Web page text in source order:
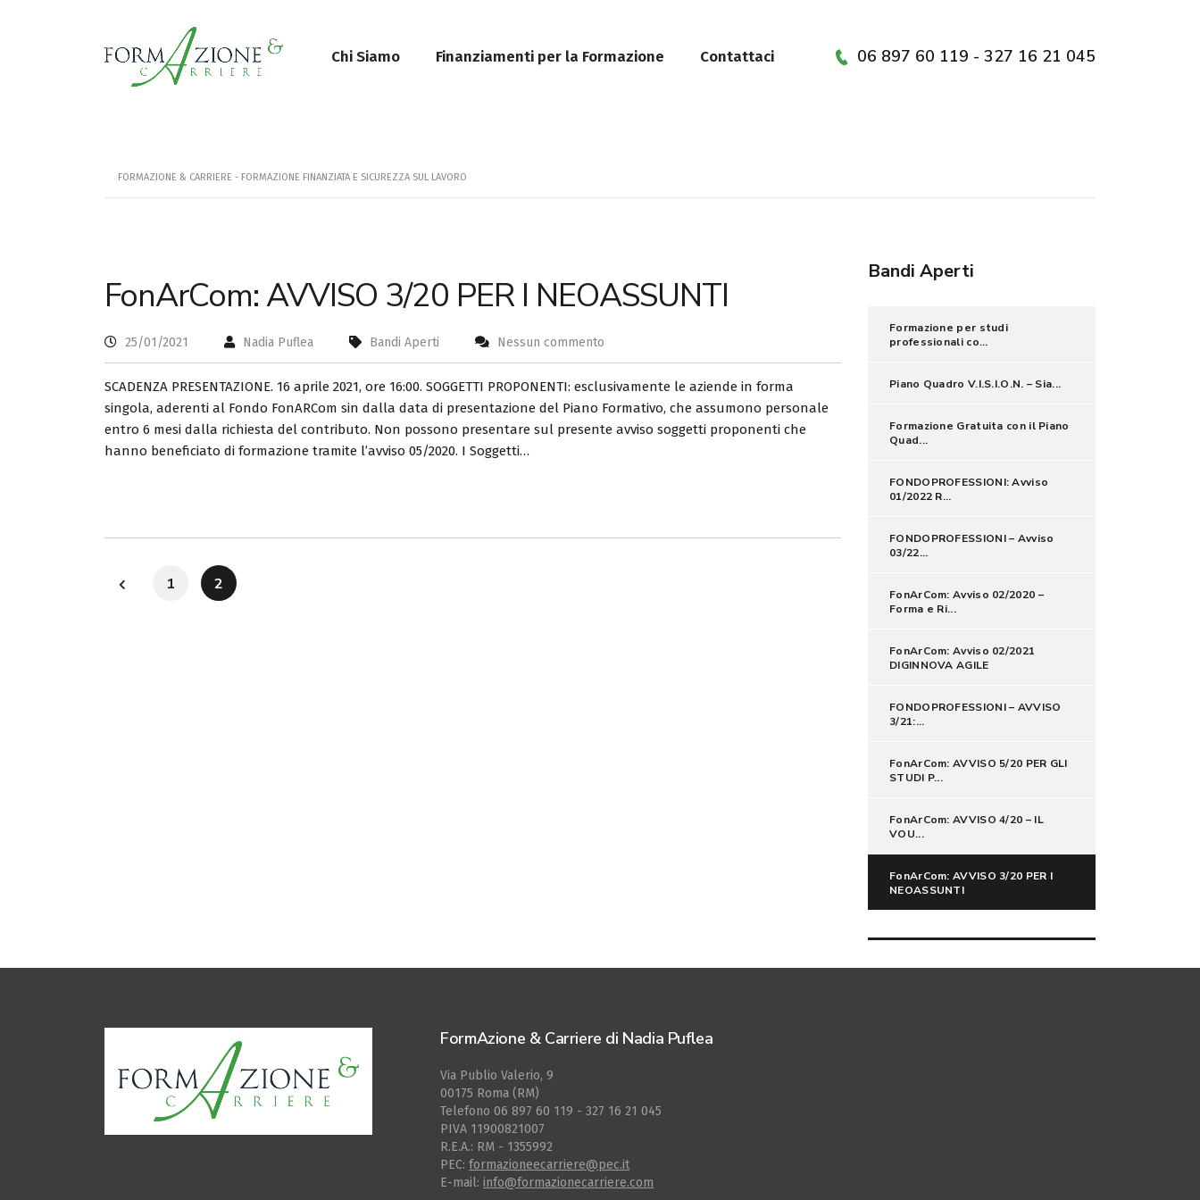
Chi Siamo Finanziamenti per la Formazione Contattaci 06 897 60 119 - 327 16 21 045
FORMAZIONE & CARRIERE - FORMAZIONE FINANZIATA E SICUREZZA SUL LAVORO
FonArCom: AVVISO 3/20 PER I NEOASSUNTI
25/01/2021 Nadia Puflea Bandi Aperti Nessun commento
SCADENZA PRESENTAZIONE. 16 aprile 2021, ore 16:00. SOGGETTI PROPONENTI: esclusivamente le aziende in forma
singola, aderenti al Fondo FonARCom sin dalla data di presentazione del Piano Formativo, che assumono personale
entro 6 mesi dalla richiesta del contributo. Non possono presentare sul presente avviso soggetti proponenti che
hanno beneficiato di formazione tramite l’avviso 05/2020. I Soggetti…
1 2
Bandi Aperti
Formazione per studi
professionali co...
Piano Quadro V.I.S.I.O.N. – Sia...
Formazione Gratuita con il Piano
Quad...
FONDOPROFESSIONI: Avviso
01/2022 R...
FONDOPROFESSIONI – Avviso
03/22...
FonArCom: Avviso 02/2020 –
Forma e Ri...
FonArCom: Avviso 02/2021
DIGINNOVA AGILE
FONDOPROFESSIONI – AVVISO
3/21:...
FonArCom: AVVISO 5/20 PER GLI
STUDI P...
FonArCom: AVVISO 4/20 – IL
VOU...
FonArCom: AVVISO 3/20 PER I
NEOASSUNTI
FormAzione & Carriere di Nadia Puflea
Via Publio Valerio, 9
00175 Roma (RM)
Telefono 06 897 60 119 - 327 16 21 045
PIVA 11900821007
R.E.A.: RM - 1355992
PEC:formazioneecarriere@pec.it
E-mail:info@formazionecarriere.com